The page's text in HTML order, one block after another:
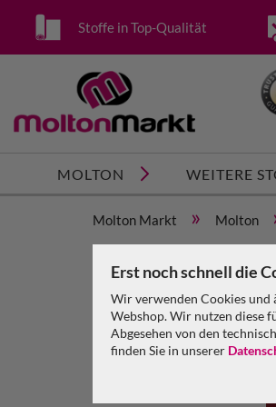
Erst noch schnell die
Wir verwenden Cookies
Webshop. Wir nutzen diese
Abgesehen von den
finden Sie in unserer
Stoffe in Top-Qualität
MOLTON WEITERE
Molton Markt » Molton